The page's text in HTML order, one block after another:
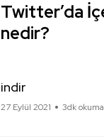
Twitter’da
nedir?
indir
27 Eylül 2021 3dk okuma